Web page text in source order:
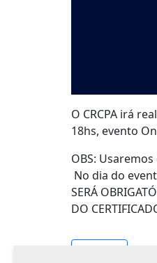
O CRCPA irá
18hs, evento
OBS:
No dia do
SERÁ
DO